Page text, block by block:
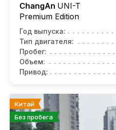
ChangAn UNI-T
Premium Edition
Год выпуска:
Тип двигателя:
Пробег:
Объем:
Привод:
Китай
Без пробега